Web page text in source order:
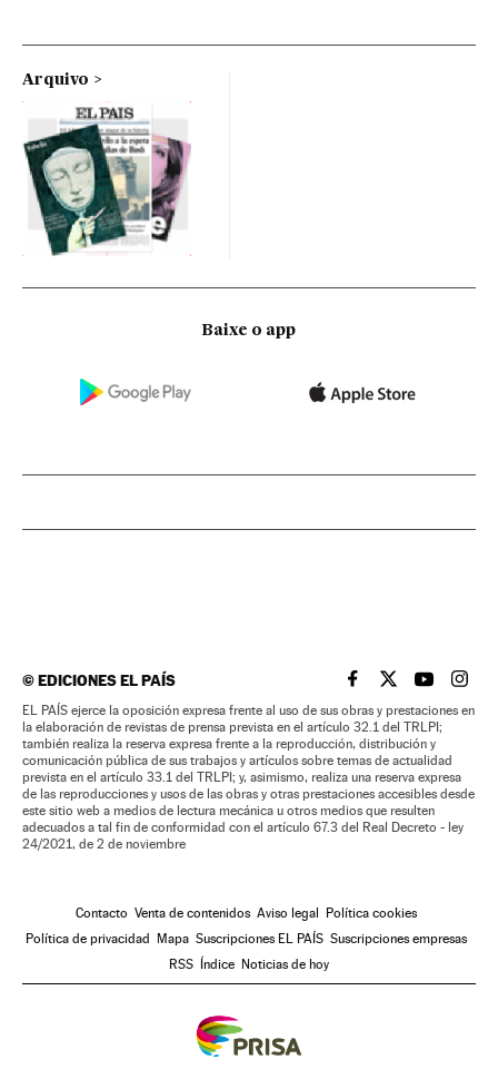
Arquivo
Baixe o app
©EDICIONES EL PAÍS EL PAÍS BRASIL EN
EL PAÍSEL PAÍS
EL
EL PAÍS ejerce la oposición expresa frente al uso de sus obras y prestaciones en
la elaboración de revistas de prensa prevista en el artículo 32.1 del TRLPI;
también realiza la reserva expresa frente a la reproducción, distribución y
comunicación pública de sus trabajos y artículos sobre temas de actualidad
prevista en el artículo 33.1 del TRLPI; y, asimismo, realiza una reserva expresa
de las reproducciones y usos de las obras y otras prestaciones accesibles desde
este sitio web a medios de lectura mecánica u otros medios que resulten
adecuados a tal fin de conformidad con el artículo 67.3 del Real Decreto - ley
24/2021, de 2 de noviembre
Contacto Venta de contenidos Aviso legal Política cookies
Política de privacidad Mapa Suscripciones EL PAÍS Suscripciones empresas
RSS Índice Noticias de hoy